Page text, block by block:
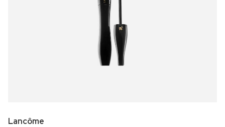
Lancôme